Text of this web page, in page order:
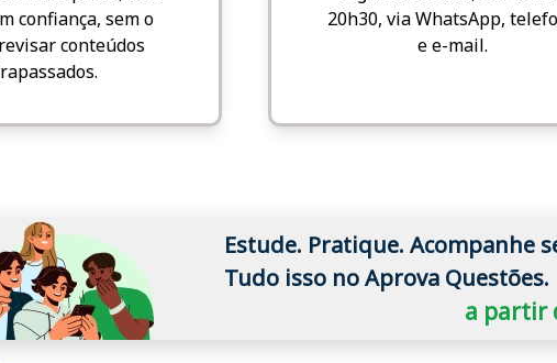
confiança, sem o
conteúdos
20h30, via WhatsApp,
e e-mail.
Estude. Pratique. Acompanhe
Tudo isso no Aprova Questões.
a partir